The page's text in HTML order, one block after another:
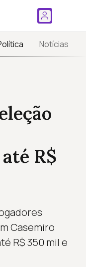
Notícias
R$
Casemiro
R$ 350 mil e